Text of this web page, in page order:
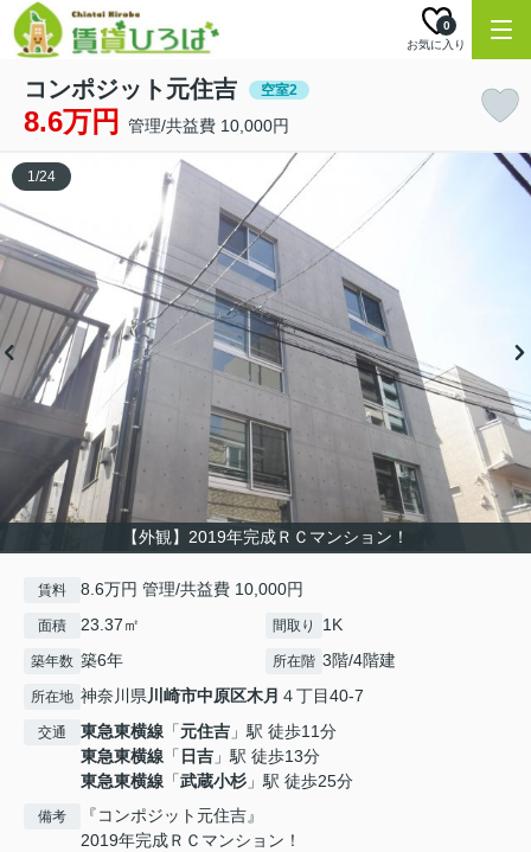
お気に入り
0
コンポジット元住吉 空室2
8.6万円 管理/共益費 10,000円
【外観】2019年完成ＲＣマンション！
1/24
賃料 8.6万円 管理/共益費 10,000円
面積 23.37㎡ 間取り 1K
築年数 築6年 所在階 3階/4階建
所在地 神奈川県川崎市中原区木月 ４丁目40-7
交通 東急東横線 「元住吉 」駅 徒歩11分
東急東横線 「 日吉 」駅 徒歩13分
東急東横線 「武蔵小杉 」駅 徒歩25分
備考
『コンポジット元住吉』
2019年完成ＲＣマンション！